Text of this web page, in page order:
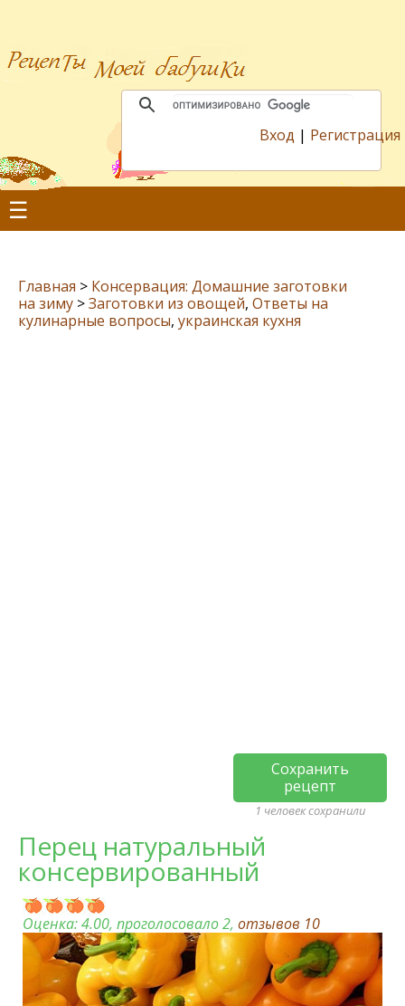
Вход | Регистрация
☰
Главная > Консервация: Домашние заготовки
на зиму >Заготовки из овощей, Ответы на
кулинарные вопросы, украинская кухня
Сохранить
рецепт
1 человек сохранили
Перец натуральный
консервированный
Оценка:4.00, проголосовало 2, отзывов 10